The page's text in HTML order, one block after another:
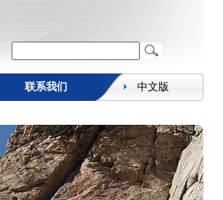
联系我们 中文版